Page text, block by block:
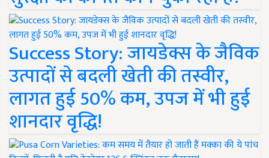
Success Story: जायडेक्स के जैविक
उत्पादों से बदली खेती की तस्वीर,
लागत हुई 50% कम, उपज में भी हुई
शानदार वृद्धि!